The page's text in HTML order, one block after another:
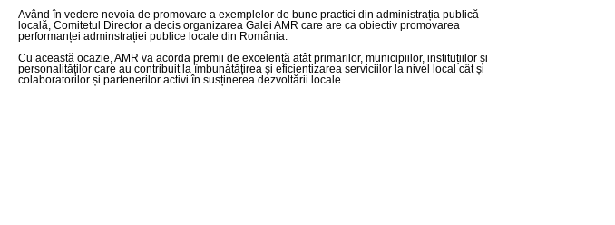
Având în vedere nevoia de promovare a exemplelor de bune practici din administrația publică
locală, Comitetul Director a decis organizarea Galei AMR care are ca obiectiv promovarea
performanței adminstrației publice locale din România.
Cu această ocazie, AMR va acorda premii de excelență atât primarilor, municipiilor, instituțiilor și
personalităților care au contribuit la îmbunătățirea și eficientizarea serviciilor la nivel local cât și
colaboratorilor și partenerilor activi în susținerea dezvoltării locale.